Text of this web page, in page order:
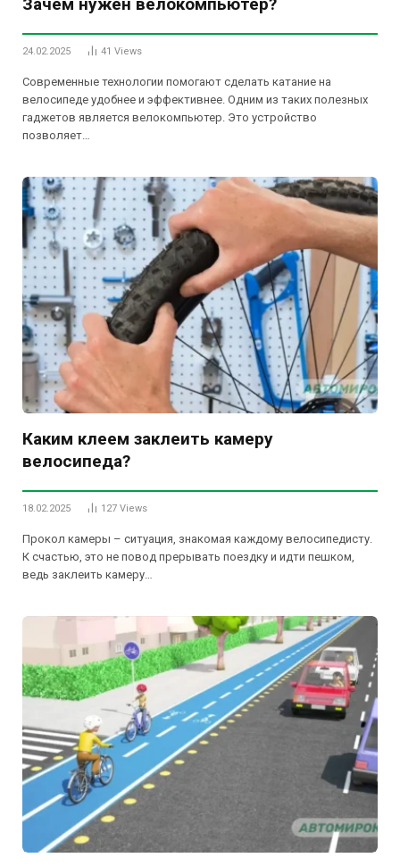
24.02.2025 41 Views
Современные технологии помогают сделать катание на
велосипеде удобнее и эффективнее. Одним из таких полезных
гаджетов является велокомпьютер. Это устройство
позволяет…
Каким клеем заклеить камеру
велосипеда?
18.02.2025 127 Views
Прокол камеры – ситуация, знакомая каждому велосипедисту.
К счастью, это не повод прерывать поездку и идти пешком,
ведь заклеить камеру…